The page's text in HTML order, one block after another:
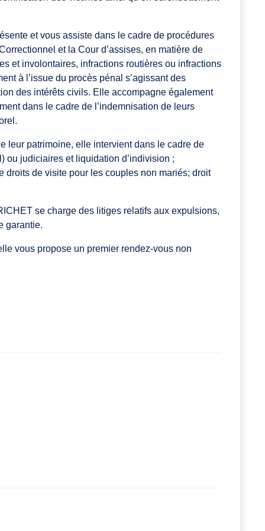
et vous assiste dans le cadre de procédures
et la Cour d’assises, en matière de
et involontaires, infractions routières ou infractions
à l’issue du procès pénal s’agissant des
des intérêts civils. Elle accompagne également
dans le cadre de l’indemnisation de leurs
leur patrimoine, elle intervient dans le cadre de
ou judiciaires et liquidation d’indivision ;
droits de visite pour les couples non mariés; droit
se charge des litiges relatifs aux expulsions,
garantie.
vous propose un premier rendez-vous non